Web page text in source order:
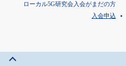
ローカル5G研究会入会がまだの方
入会申込